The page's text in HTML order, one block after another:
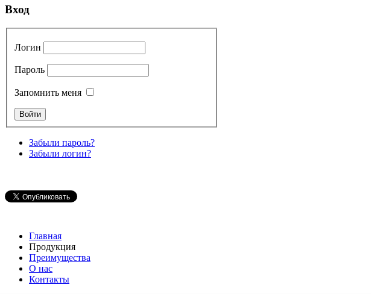
Вход
Логин
Пароль
Запомнить меня
Забыли пароль?
Забыли логин?
Главная
Продукция
Преимущества
О нас
Контакты